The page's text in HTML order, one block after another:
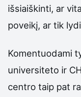
išsiaiškinti, ar
poveikį, ar tik
Komentuodami
universiteto ir
centro taip pat